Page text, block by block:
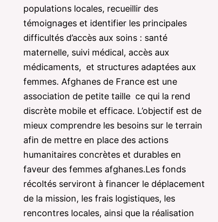
populations locales, recueillir des
témoignages et identifier les principales
difficultés d’accès aux soins : santé
maternelle, suivi médical, accès aux
médicaments, et structures adaptées aux
femmes. Afghanes de France est une
association de petite taille ce qui la rend
discrète mobile et efficace. L’objectif est de
mieux comprendre les besoins sur le terrain
afin de mettre en place des actions
humanitaires concrètes et durables en
faveur des femmes afghanes.Les fonds
récoltés serviront à financer le déplacement
de la mission, les frais logistiques, les
rencontres locales, ainsi que la réalisation